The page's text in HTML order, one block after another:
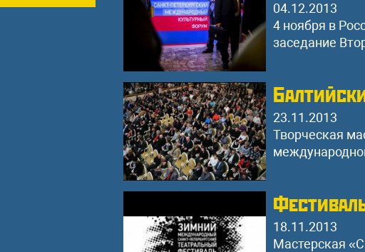
04.12.2013
4 ноября в
заседание
23.11.2013
Творческая
18.11.2013
Мастерская